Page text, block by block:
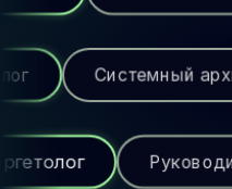
Email-маркетолог
разработки